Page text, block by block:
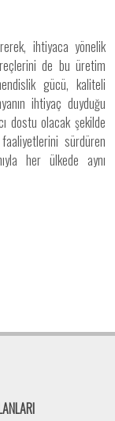
ihtiyaca yönelik
de bu üretim
gücü, kaliteli
ihtiyaç duyduğu
dostu olacak şekilde
sürdüren
her ülkede aynı